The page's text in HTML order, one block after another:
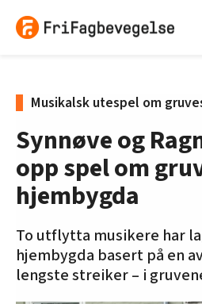
Musikalsk utespel om
Synnøve og
opp spel om
hjembygda
To utflytta musikere har
hjembygda basert på en
lengste streiker – i